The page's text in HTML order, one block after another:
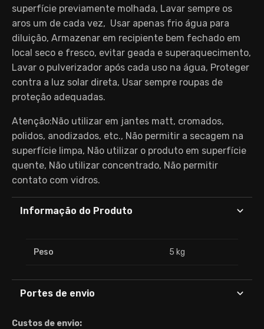
superfície previamente molhada, Lavar sempre os
aros um de cada vez, Usar apenas frio água para
diluição, Armazenar em recipiente bem fechado em
local seco e fresco, evitar geada e superaquecimento,
Lavar o pulverizador após cada uso na água, Proteger
contra a luz solar direta, Usar sempre roupas de
proteção adequadas.
Atenção:Não utilizar em jantes matt, cromados,
polidos, anodizados, etc., Não permitir a secagem na
superfície limpa, Não utilizar o produto em superfície
quente, Não utilizar concentrado, Não permitir
contato com vidros.
Informação do Produto
Peso 5 kg
Portes de envio
Custos de envio: